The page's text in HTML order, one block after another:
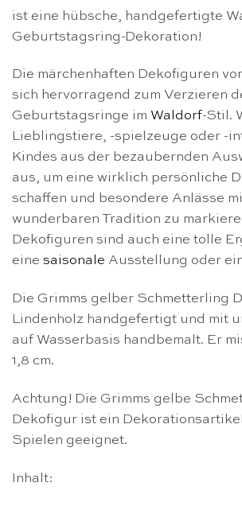
ist eine hübsche, handgefertigte
Geburtstagsring-Dekoration!
Die märchenhaften Dekofiguren
sich hervorragend zum Verzieren
Geburtstagsringe im Waldorf-Stil.
Lieblingstiere, -spielzeuge oder -
Kindes aus der bezaubernden
aus, um eine wirklich persönliche
schaffen und besondere Anlässe
wunderbaren Tradition zu
Dekofiguren sind auch eine tolle
eine saisonale Ausstellung oder
Die Grimms gelber Schmetterling
Lindenholz handgefertigt und mit
auf Wasserbasis handbemalt. Er
1,8 cm.
Achtung! Die Grimms gelbe
Dekofigur ist ein
Spielen geeignet.
Inhalt: